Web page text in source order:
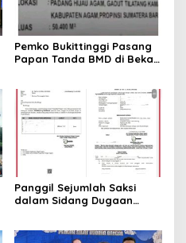
Pemko Bukittinggi Pasang
Papan Tanda BMD di Bekas
Panggil Sejumlah Saksi
dalam Sidang Dugaan